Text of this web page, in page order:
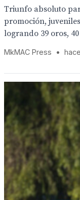
Triunfo absoluto
promoción,
logrando 39 oros,
MkMAC Press •